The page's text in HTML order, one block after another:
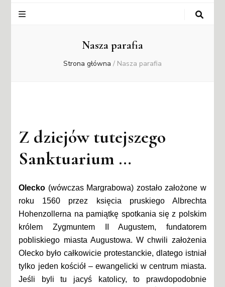
Nasza parafia
Strona główna / Nasza parafia
Z dziejów tutejszego
Sanktuarium …
Olecko (wówczas Margrabowa) zostało założone w
roku 1560 przez księcia pruskiego Albrechta
Hohenzollerna na pamiątkę spotkania się z polskim
królem Zygmuntem II Augustem, fundatorem
pobliskiego miasta Augustowa. W chwili założenia
Olecko było całkowicie protestanckie, dlatego istniał
tylko jeden kościół – ewangelicki w centrum miasta.
Jeśli byli tu jacyś katolicy, to prawdopodobnie